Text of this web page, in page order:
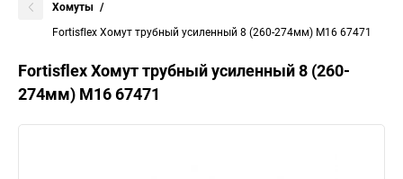
Хомуты
Fortisflex Хомут трубный усиленный 8 (260-274мм) M16 67471
Fortisflex Хомут трубный усиленный 8 (260-
274мм) M16 67471